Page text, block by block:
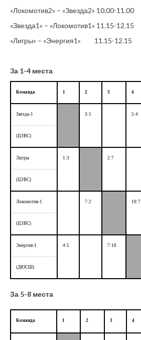
«Локомотив2» – «Звезда2» 10.00-11.00
«Звезда1» – «Локомотив1» 11.15-12.15
«Лигры» – «Энергия1» 11.15-12.15
3а 1-4 места
Команда 1 2 3 4
Звезда-1 3:1 5:4
(ЦЗВС)
Лигры 1:3 2:7
(ЦЗВС)
Локомотив-1 7:2 10:7
(ЦЗВС)
Энергия-1 4:5 7:10
(ДЮСШ)
За 5-8 места
Команда 1 2 3 4